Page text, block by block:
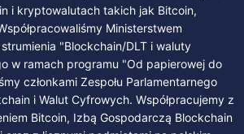
i kryptowalutach takich jak Bitcoin,
Ministerstwem
"Blockchain/DLT i waluty
w ramach programu "Od papierowej do
członkami Zespołu Parlamentarnego
i Walut Cyfrowych. Współpracujemy z
Bitcoin, Izbą Gospodarczą Blockchain